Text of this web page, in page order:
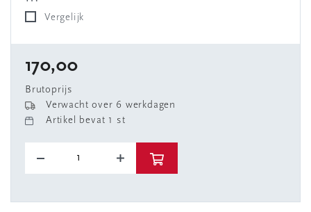
Vergelijk
170,00
Brutoprijs
Verwacht over 6 werkdagen
Artikel bevat 1 st